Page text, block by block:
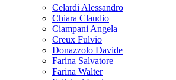
Celardi Alessandro
Chiara Claudio
Ciampani Angela
Creux Fulvio
Donazzolo Davide
Farina Salvatore
Farina Walter